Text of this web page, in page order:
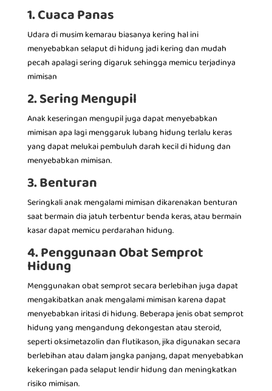
1. Cuaca Panas
Udara di musim kemarau biasanya kering hal ini
menyebabkan selaput di hidung jadi kering dan mudah
pecah apalagi sering digaruk sehingga memicu terjadinya
mimisan
2. Sering Mengupil
Anak keseringan mengupil juga dapat menyebabkan
mimisan apa lagi menggaruk lubang hidung terlalu keras
yang dapat melukai pembuluh darah kecil di hidung dan
menyebabkan mimisan.
3. Benturan
Seringkali anak mengalami mimisan dikarenakan benturan
saat bermain dia jatuh terbentur benda keras, atau bermain
kasar dapat memicu perdarahan hidung.
4. Penggunaan Obat Semprot
Hidung
Menggunakan obat semprot secara berlebihan juga dapat
mengakibatkan anak mengalami mimisan karena dapat
menyebabkan iritasi di hidung. Beberapa jenis obat semprot
hidung yang mengandung dekongestan atau steroid,
seperti oksimetazolin dan flutikason, jika digunakan secara
berlebihan atau dalam jangka panjang, dapat menyebabkan
kekeringan pada selaput lendir hidung dan meningkatkan
risiko mimisan.